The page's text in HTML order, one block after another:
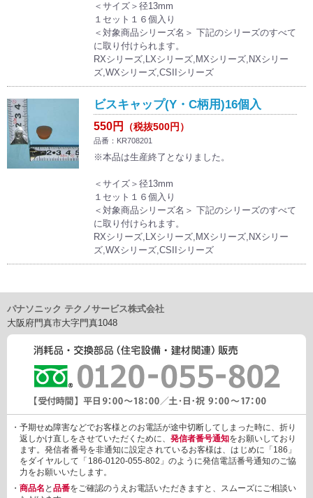
＜サイズ＞径13mm
１セット１６個入り
＜対象商品シリーズ名＞ 下記のシリーズのすべて
に取り付けられます。
RXシリーズ,LXシリーズ,MXシリーズ,NXシリー
ズ,WXシリーズ,CSIIシリーズ
ビスキャップ(Y・C柄用)16個入
550円 （税抜500円）
品番：KR708201
※本品は生産終了となりました。
＜サイズ＞径13mm
１セット１６個入り
＜対象商品シリーズ名＞ 下記のシリーズのすべて
に取り付けられます。
RXシリーズ,LXシリーズ,MXシリーズ,NXシリー
ズ,WXシリーズ,CSIIシリーズ
パナソニック テクノサービス株式会社
大阪府門真市大字門真1048
・予期せぬ障害などでお客様とのお電話が途中切断してしまった時に、折り
返しかけ直しをさせていただくために、 発信者番号通知をお願いしており
ます。発信者番号を非通知に設定されているお客様は、はじめに「186」
をダイヤルして「186-0120-055-802」のように発信電話番号通知のご協
力をお願いいたします。
・ 商品名 と 品番をご確認のうえお電話いただきますと、スムーズにご相談い